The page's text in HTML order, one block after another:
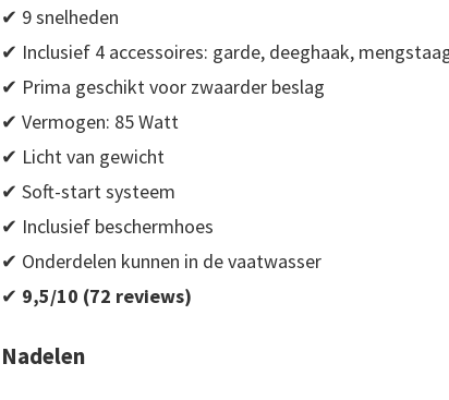
✔ 9 snelheden
✔ Inclusief 4 accessoires: garde, deeghaak,
✔ Prima geschikt voor zwaarder beslag
✔ Vermogen: 85 Watt
✔ Licht van gewicht
✔ Soft-start systeem
✔ Inclusief beschermhoes
✔ Onderdelen kunnen in de vaatwasser
✔ 9,5/10 (72 reviews)
Nadelen